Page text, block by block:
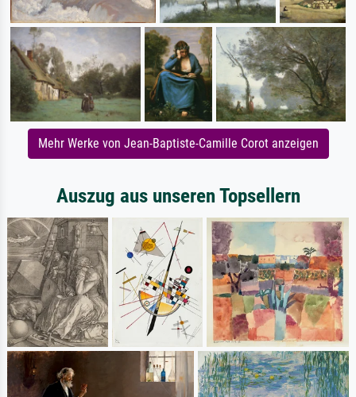
Mehr Werke von Jean-Baptiste-Camille Corot anzeigen
Auszug aus unseren Topsellern